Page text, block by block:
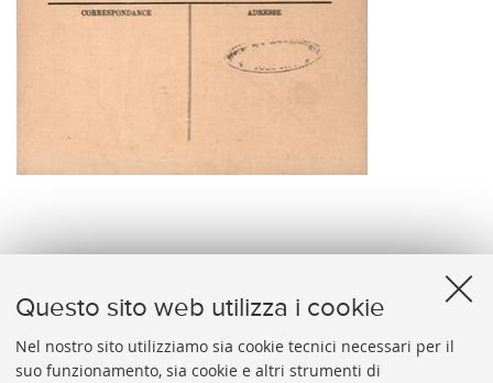
Questo sito web utilizza i cookie
Nel nostro sito utilizziamo sia cookie tecnici necessari per il
suo funzionamento, sia cookie e altri strumenti di